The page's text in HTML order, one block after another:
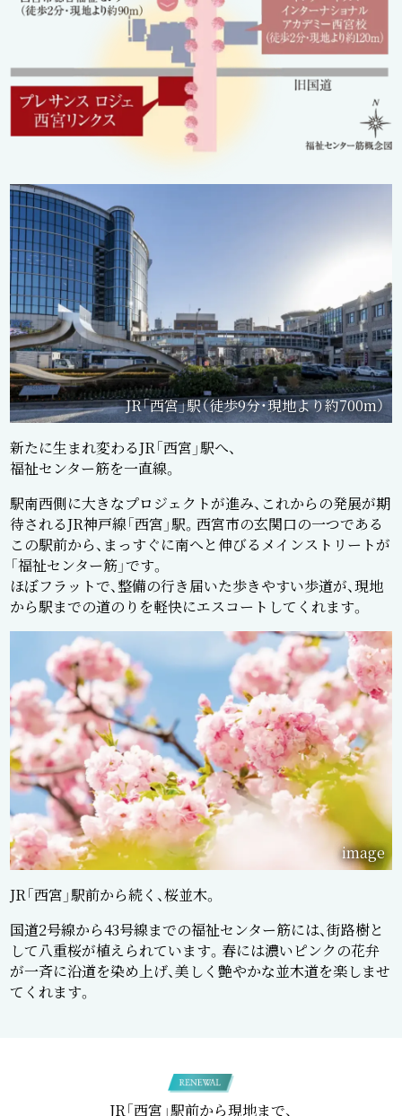
JR「西宮」駅（徒歩9分・現地より約700m）
新たに生まれ変わるJR「西宮」駅へ、
福祉センター筋を一直線。
駅南西側に大きなプロジェクトが進み、これからの発展が期
待されるJR神戸線「西宮」駅。西宮市の玄関口の一つである
この駅前から、まっすぐに南へと伸びるメインストリートが
「福祉センター筋」です。
ほぼフラットで、整備の行き届いた歩きやすい歩道が、現地
から駅までの道のりを軽快にエスコートしてくれます。
image
JR「西宮」駅前から続く、桜並木。
国道2号線から43号線までの福祉センター筋には、街路樹と
して八重桜が植えられています。春には濃いピンクの花弁
が一斉に沿道を染め上げ、美しく艶やかな並木道を楽しませ
てくれます。
JR「西宮」駅前から現地まで、